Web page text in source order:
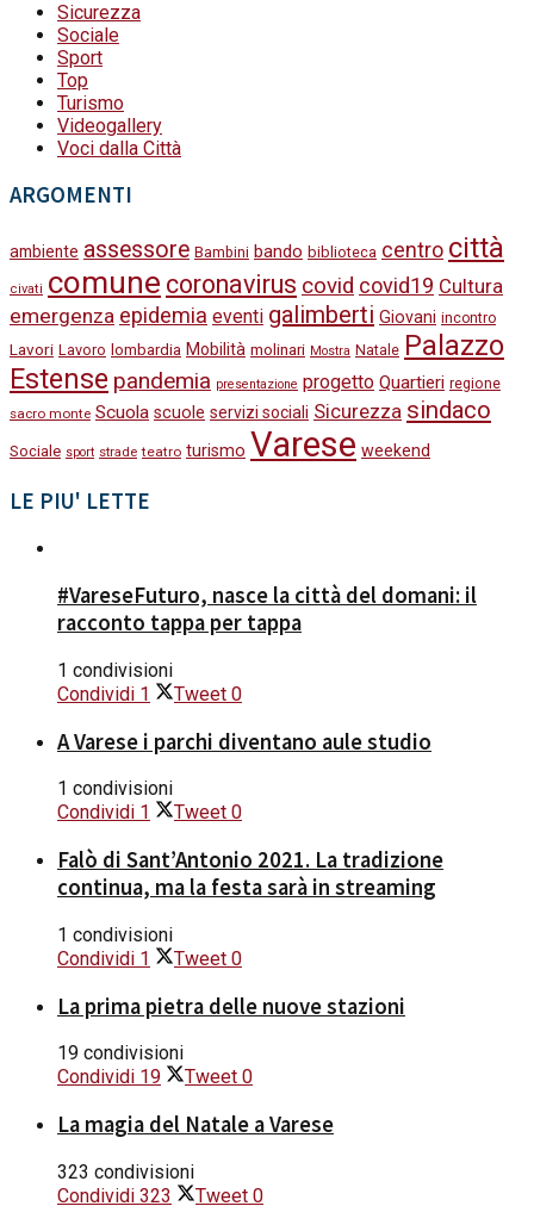
Sicurezza
Sociale
Sport
Top
Turismo
Videogallery
Voci dalla Città
ARGOMENTI
ambiente assessore Bambini bando biblioteca centro città
civati comune coronavirus covid covid19 Cultura
emergenza epidemia eventi galimberti Giovani incontro
Lavori Lavoro lombardia Mobilità molinari Mostra Natale Palazzo
Estense pandemia presentazione progetto Quartieri regione
sacro monte Scuola scuole servizi sociali Sicurezza sindaco
Sociale sport strade teatro turismo Varese weekend
LE PIU' LETTE
#VareseFuturo, nasce la città del domani: il
racconto tappa per tappa
1 condivisioni
Condividi 1 Tweet 0
A Varese i parchi diventano aule studio
1 condivisioni
Condividi 1 Tweet 0
Falò di Sant’Antonio 2021. La tradizione
continua, ma la festa sarà in streaming
1 condivisioni
Condividi 1 Tweet 0
La prima pietra delle nuove stazioni
19 condivisioni
Condividi 19 Tweet 0
La magia del Natale a Varese
323 condivisioni
Condividi 323 Tweet 0